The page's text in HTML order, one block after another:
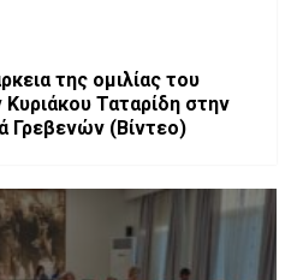
της ομιλίας του
Ταταρίδη στην
Γρεβενών (Βίντεο)